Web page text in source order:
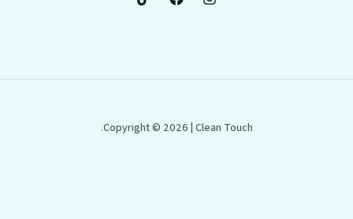
Copyright © 2026 | Clean Touch.